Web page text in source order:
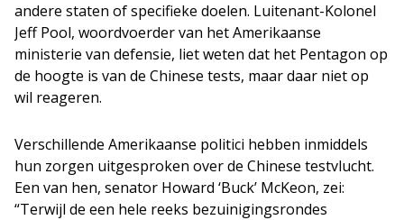
andere staten of specifieke doelen. Luitenant-Kolonel
Jeff Pool, woordvoerder van het Amerikaanse
ministerie van defensie, liet weten dat het Pentagon op
de hoogte is van de Chinese tests, maar daar niet op
wil reageren.
Verschillende Amerikaanse politici hebben inmiddels
hun zorgen uitgesproken over de Chinese testvlucht.
Een van hen, senator Howard ‘Buck’ McKeon, zei:
“Terwijl de een hele reeks bezuinigingsrondes